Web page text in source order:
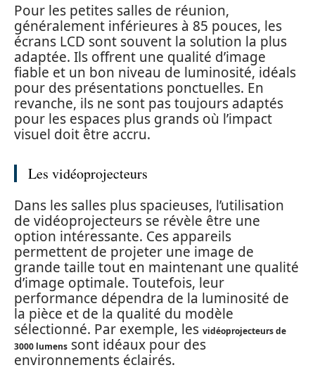
Pour les petites salles de réunion,
généralement inférieures à 85 pouces, les
écrans LCD sont souvent la solution la plus
adaptée. Ils offrent une qualité d’image
fiable et un bon niveau de luminosité, idéals
pour des présentations ponctuelles. En
revanche, ils ne sont pas toujours adaptés
pour les espaces plus grands où l’impact
visuel doit être accru.
Les vidéoprojecteurs
Dans les salles plus spacieuses, l’utilisation
de vidéoprojecteurs se révèle être une
option intéressante. Ces appareils
permettent de projeter une image de
grande taille tout en maintenant une qualité
d’image optimale. Toutefois, leur
performance dépendra de la luminosité de
la pièce et de la qualité du modèle
sélectionné. Par exemple, les vidéoprojecteurs de
3000 lumens sont idéaux pour des
environnements éclairés.